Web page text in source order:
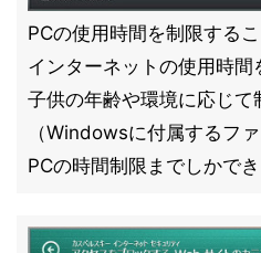
PCの使用時間を制限する
インターネットの使用時間
子供の年齢や環境に応じて
（Windowsに付属するフ
PCの時間制限までしかでき